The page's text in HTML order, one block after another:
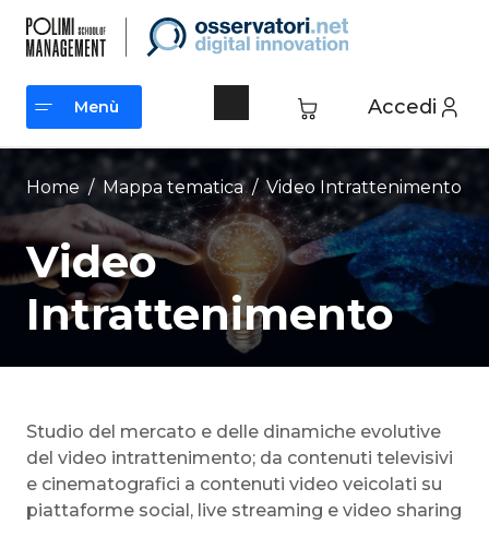
contenuto
Accedi
Menù
Menù
Home/ Mappa tematica / Video Intrattenimento
Video
Intrattenimento
Studio del mercato e delle dinamiche evolutive
del video intrattenimento; da contenuti televisivi
e cinematografici a contenuti video veicolati su
piattaforme social, live streaming e video sharing